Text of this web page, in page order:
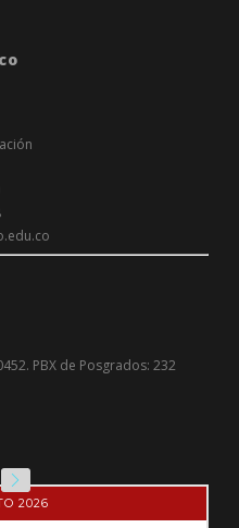
PBX de Posgrados: 232
2026